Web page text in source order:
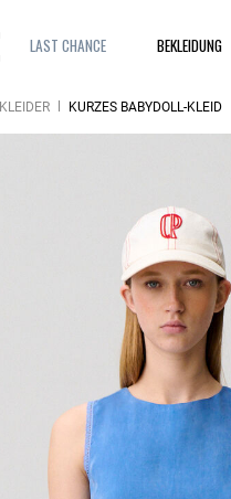
LAST CHANCE BEKLEIDUNG
KLEIDER KURZES BABYDOLL-KLEID